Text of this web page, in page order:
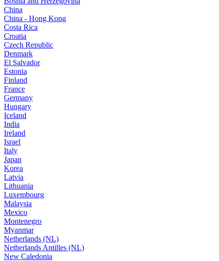
China
China - Hong Kong
Costa Rica
Croatia
Czech Republic
Denmark
El Salvador
Estonia
Finland
France
Germany
Hungary
Iceland
India
Ireland
Israel
Italy
Japan
Korea
Latvia
Lithuania
Luxembourg
Malaysia
Mexico
Montenegro
Myanmar
Netherlands (NL)
Netherlands Antilles (NL)
New Caledonia